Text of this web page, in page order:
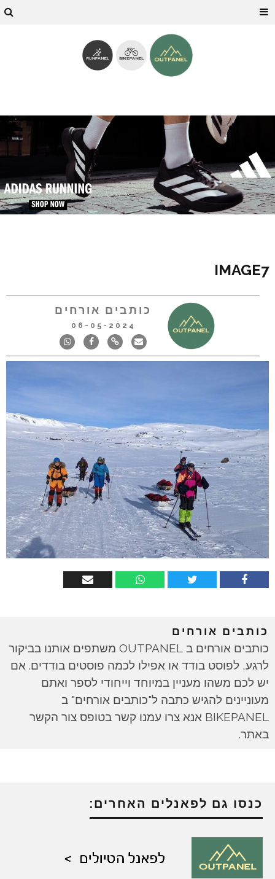
IMAGE7
כותבים אורחים
06-05-2024
כותבים אורחים
כותבים אורחים ב OUTPANEL משתפים אותנו בביקור
לרגע, לפוסט בודד או אפילו לכמה פוסטים בודדים. אם
יש לכם משהו מעניין במיוחד וייחודי לספר ואתם
מעוניינים להגיש כתבה ל"כותבים אורחים" ב
BIKEPANEL אנא צרו עמנו קשר בטופס צור הקשר
באתר.
כנסו גם לפאנלים האחרים: